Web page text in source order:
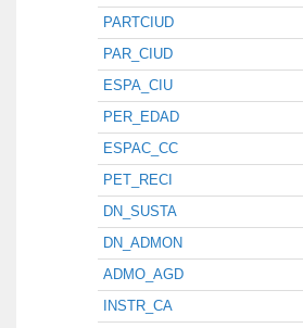
PARTCIUD
PAR_CIUD
ESPA_CIU
PER_EDAD
ESPAC_CC
PET_RECI
DN_SUSTA
DN_ADMON
ADMO_AGD
INSTR_CA